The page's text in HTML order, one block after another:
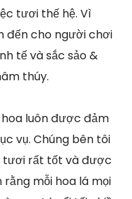
tươi thế hệ. Vì
đến cho người chơi
tế và sắc sảo &
thúy.
luôn được đảm
vụ. Chúng bên tôi
tươi rất tốt và được
mỗi hoa lá mọi